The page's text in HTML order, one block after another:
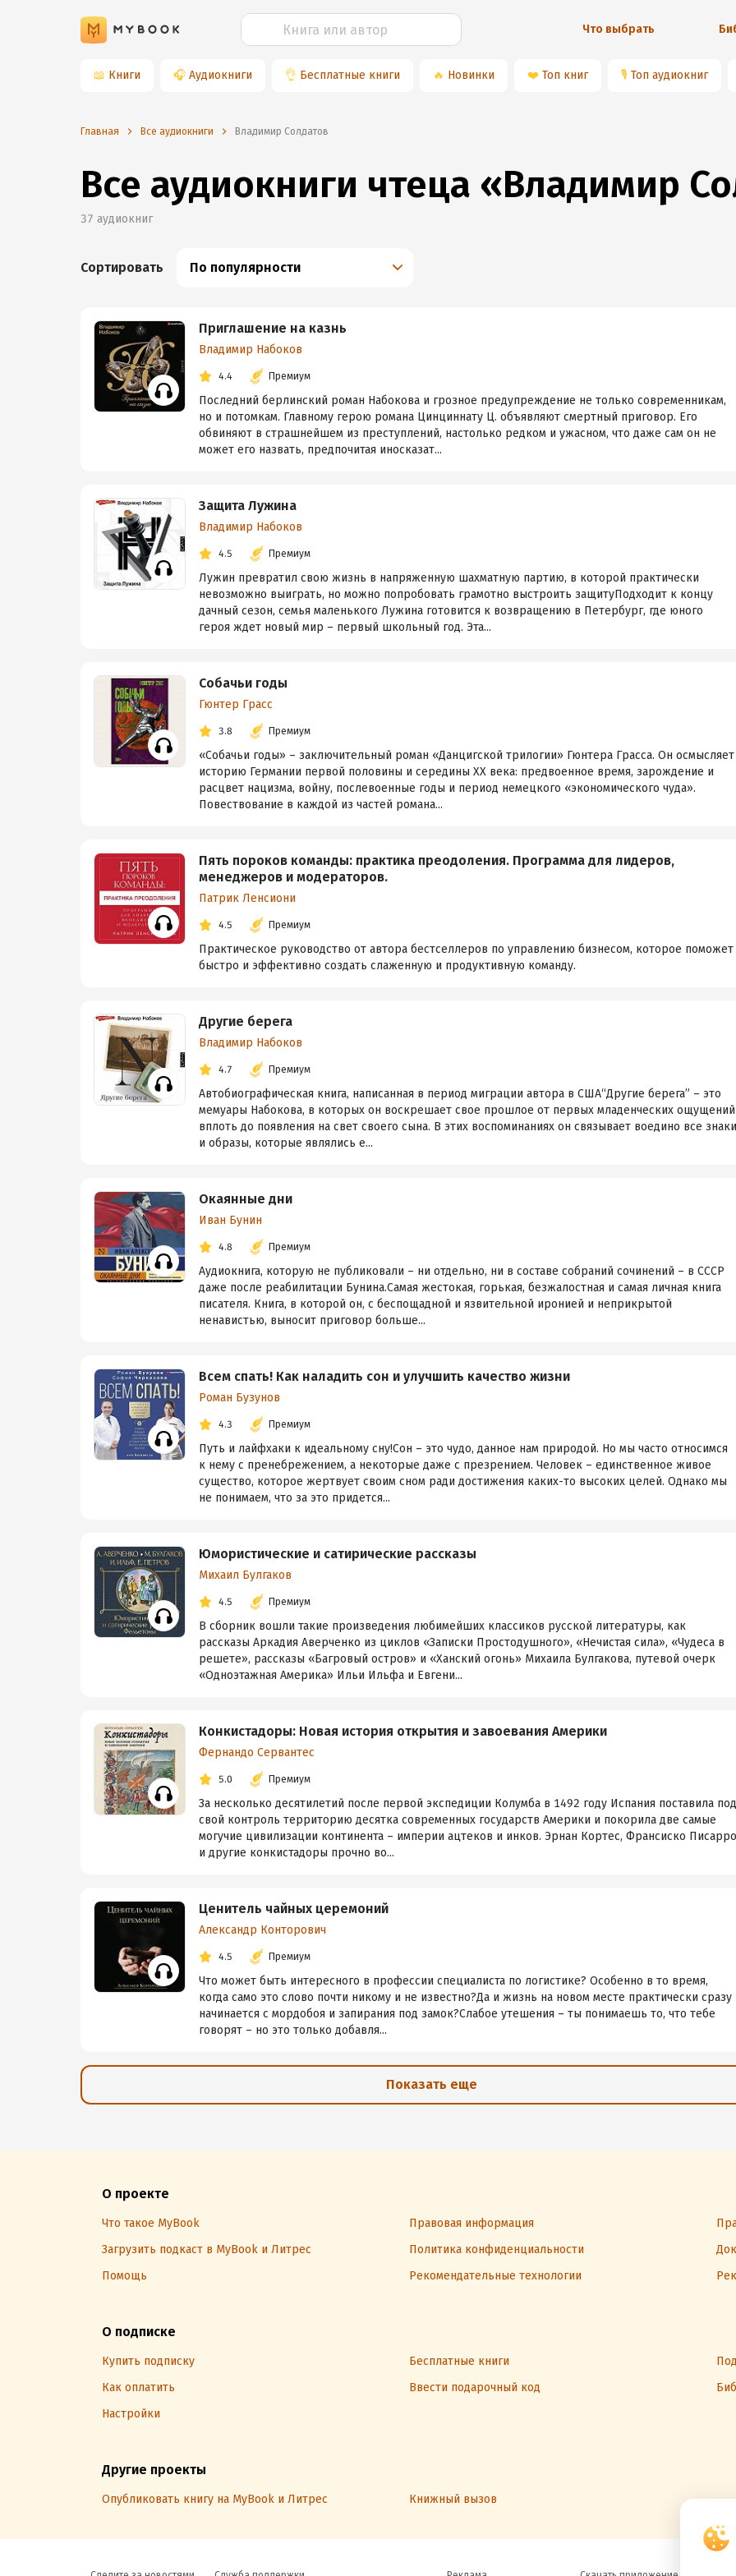
Что выбрать
📖 Книги 🎧 Аудиокниги 👌 Бесплатные книги 🔥 Новинки ❤️ Топ книг 🎙 Топ аудиокниг
Главная Все аудиокниги Владимир Солдатов
Все аудиокниги чтеца «Владимир
37 аудиокниг
Сортировать По популярности
Приглашение на казнь
Владимир Набоков
4.4 Премиум
Последний берлинский роман Набокова и грозное предупреждение не только современникам,
но и потомкам. Главному герою романа Цинциннату Ц. объявляют смертный приговор. Его
обвиняют в страшнейшем из преступлений, настолько редком и ужасном, что даже сам он не
может его назвать, предпочитая иносказат...
Защита Лужина
Владимир Набоков
4.5 Премиум
Лужин превратил свою жизнь в напряженную шахматную партию, в которой практически
невозможно выиграть, но можно попробовать грамотно выстроить защитуПодходит к концу
дачный сезон, семья маленького Лужина готовится к возвращению в Петербург, где юного
героя ждет новый мир – первый школьный год. Эта...
Собачьи годы
Гюнтер Грасс
3.8 Премиум
«Собачьи годы» – заключительный роман «Данцигской трилогии» Гюнтера Грасса. Он осмысляет
историю Германии первой половины и середины XX века: предвоенное время, зарождение и
расцвет нацизма, войну, послевоенные годы и период немецкого «экономического чуда».
Повествование в каждой из частей романа...
Пять пороков команды: практика преодоления. Программа для лидеров,
менеджеров и модераторов.
Патрик Ленсиони
4.5 Премиум
Практическое руководство от автора бестселлеров по управлению бизнесом, которое поможет
быстро и эффективно создать слаженную и продуктивную команду.
Другие берега
Владимир Набоков
4.7 Премиум
Автобиографическая книга, написанная в период миграции автора в США“Другие берега” – это
мемуары Набокова, в которых он воскрешает свое прошлое от первых младенческих ощущений
вплоть до появления на свет своего сына. В этих воспоминаниях он связывает воедино все знаки
и образы, которые являлись е...
Окаянные дни
Иван Бунин
4.8 Премиум
Аудиокнига, которую не публиковали – ни отдельно, ни в составе собраний сочинений – в СССР
даже после реабилитации Бунина.Самая жестокая, горькая, безжалостная и самая личная книга
писателя. Книга, в которой он, с беспощадной и язвительной иронией и неприкрытой
ненавистью, выносит приговор больше...
Всем спать! Как наладить сон и улучшить качество жизни
Роман Бузунов
4.3 Премиум
Путь и лайфхаки к идеальному сну!Сон – это чудо, данное нам природой. Но мы часто относимся
к нему с пренебрежением, а некоторые даже с презрением. Человек – единственное живое
существо, которое жертвует своим сном ради достижения каких-то высоких целей. Однако мы
не понимаем, что за это придется...
Юмористические и сатирические рассказы
Михаил Булгаков
4.5 Премиум
В сборник вошли такие произведения любимейших классиков русской литературы, как
рассказы Аркадия Аверченко из циклов «Записки Простодушного», «Нечистая сила», «Чудеса в
решете», рассказы «Багровый остров» и «Ханский огонь» Михаила Булгакова, путевой очерк
«Одноэтажная Америка» Ильи Ильфа и Евгени...
Конкистадоры: Новая история открытия и завоевания Америки
Фернандо Сервантес
5.0 Премиум
За несколько десятилетий после первой экспедиции Колумба в 1492 году Испания поставила под
свой контроль территорию десятка современных государств Америки и покорила две самые
могучие цивилизации континента – империи ацтеков и инков. Эрнан Кортес, Франсиско Писарро
и другие конкистадоры прочно во...
Ценитель чайных церемоний
Александр Конторович
4.5 Премиум
Что может быть интересного в профессии специалиста по логистике? Особенно в то время,
когда само это слово почти никому и не известно?Да и жизнь на новом месте практически сразу
начинается с мордобоя и запирания под замок?Слабое утешения – ты понимаешь то, что тебе
говорят – но это только добавля...
Показать еще
О проекте
Что такое MyBook Правовая информация
Загрузить подкаст в MyBook и Литрес
Политика конфиденциальности
Помощь
Рекомендательные технологии
О подписке
Купить подписку Бесплатные книги
Как оплатить
Ввести подарочный код
Настройки
Другие проекты
Опубликовать книгу на MyBook и Литрес Книжный вызов